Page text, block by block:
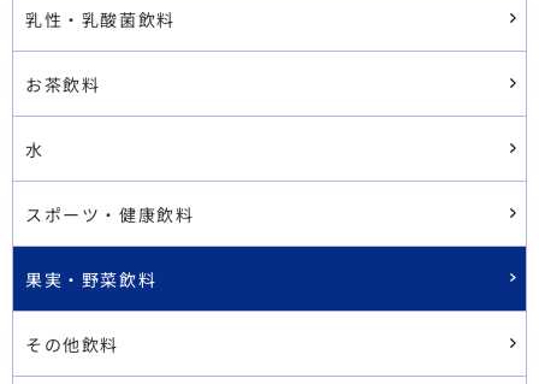
乳性・乳酸菌飲料
お茶飲料
水
スポーツ・健康飲料
果実・野菜飲料
その他飲料